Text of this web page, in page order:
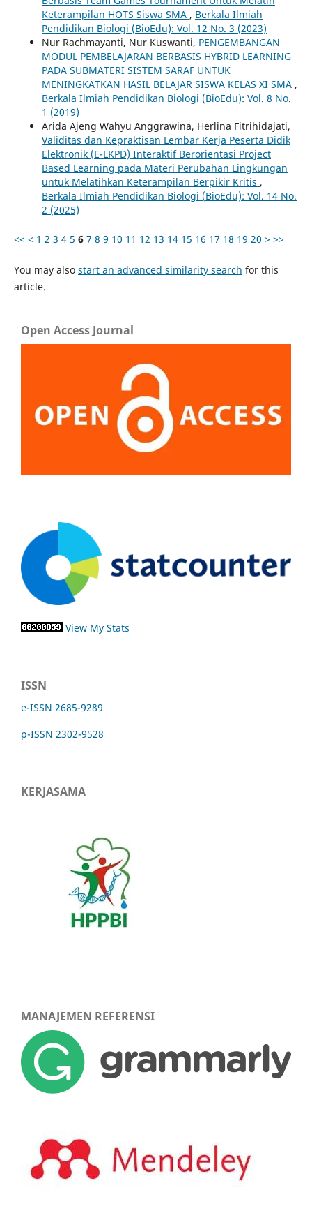
Keterampilan HOTS Siswa SMA , Berkala Ilmiah
Pendidikan Biologi (BioEdu): Vol. 12 No. 3 (2023)
Nur Rachmayanti, Nur Kuswanti, PENGEMBANGAN
MODUL PEMBELAJARAN BERBASIS HYBRID LEARNING
PADA SUBMATERI SISTEM SARAF UNTUK
MENINGKATKAN HASIL BELAJAR SISWA KELAS XI SMA ,
Berkala Ilmiah Pendidikan Biologi (BioEdu): Vol. 8 No.
1 (2019)
Arida Ajeng Wahyu Anggrawina, Herlina Fitrihidajati,
Validitas dan Kepraktisan Lembar Kerja Peserta Didik
Elektronik (E-LKPD) Interaktif Berorientasi Project
Based Learning pada Materi Perubahan Lingkungan
untuk Melatihkan Keterampilan Berpikir Kritis ,
Berkala Ilmiah Pendidikan Biologi (BioEdu): Vol. 14 No.
2 (2025)
<< < 1 2 3 4 5 6 7 8 9 10 11 12 13 14 15 16 17 18 19 20 > >>
You may also start an advanced similarity search for this
article.
Open Access Journal
View My Stats
ISSN
e-ISSN 2685-9289
p-ISSN 2302-9528
KERJASAMA
MANAJEMEN REFERENSI